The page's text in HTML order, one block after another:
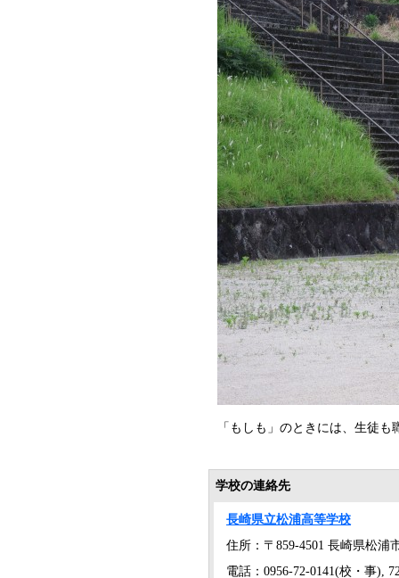
「もしも」のときには、生徒
学校の連絡先
長崎県立松浦高等学校
住所：〒859-4501 長崎県松浦
電話：0956-72-0141(校・事),